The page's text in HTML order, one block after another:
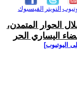
الفيسبوك التويتر
الحوار المتمدن،
اليساري الحر
اليوتيوب]